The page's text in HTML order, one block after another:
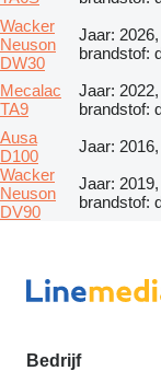
Wacker
Neuson
DW30
Jaar:
brandstof:
Mecalac
TA9
Jaar:
brandstof:
Ausa
D100
Jaar:
Wacker
Neuson
DV90
Jaar:
brandstof:
Bedrijf